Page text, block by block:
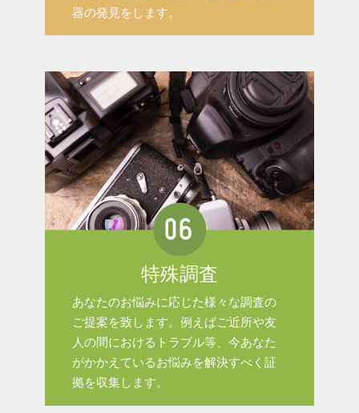
器の発見をします。
特殊調査
あなたのお悩みに応じた様々な調査の
ご提案を致します。例えばご近所や友
人の間におけるトラブル等、今あなた
がかかえているお悩みを解決すべく証
拠を収集します。